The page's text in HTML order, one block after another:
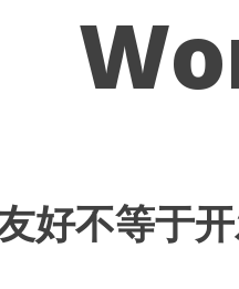
好不等于